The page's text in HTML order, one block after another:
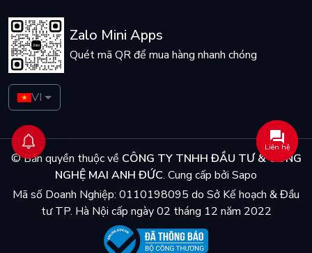
Zalo Mini Apps
Quét mã QR để mua hàng nhanh chóng
VI
© Bản quyền thuộc về CÔNG TY TNHH ĐẦU TƯ & CÔNG
NGHỆ MAI ANH ĐỨC. Cung cấp bởi Sapo
Mã số Doanh Nghiệp: 0110198095 do Sở Kế hoạch & Đầu
tư TP. Hà Nội cấp ngày 02 tháng 12 năm 2022
Liên hệ